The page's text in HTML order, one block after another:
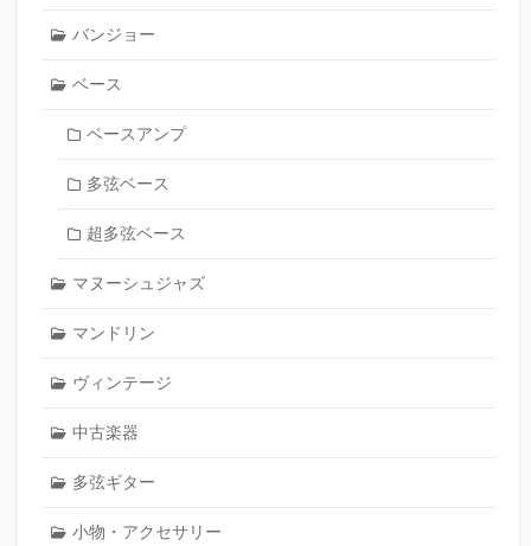
バンジョー
ベース
ベースアンプ
多弦ベース
超多弦ベース
マヌーシュジャズ
マンドリン
ヴィンテージ
中古楽器
多弦ギター
小物・アクセサリー